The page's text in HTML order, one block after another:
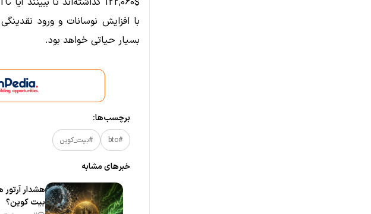
با افزایش نوسانات و ورود
بسیار حیاتی خواهد بود.
برچسب‌ها:
#btc #بیت_کوین
خبر‌های مشابه
هشدار
بیت‌ کوین؟